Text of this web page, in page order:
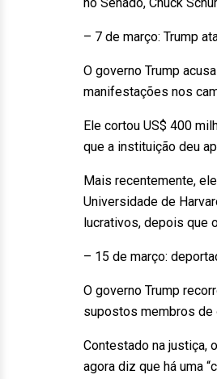
– 7 de março: Trump
O governo Trump
manifestações nos
Ele cortou US$ 400
que a instituição deu
Mais recentemente,
Universidade de
lucrativos, depois que
– 15 de março:
O governo Trump
supostos membros de
Contestado na justiça,
agora diz que há uma